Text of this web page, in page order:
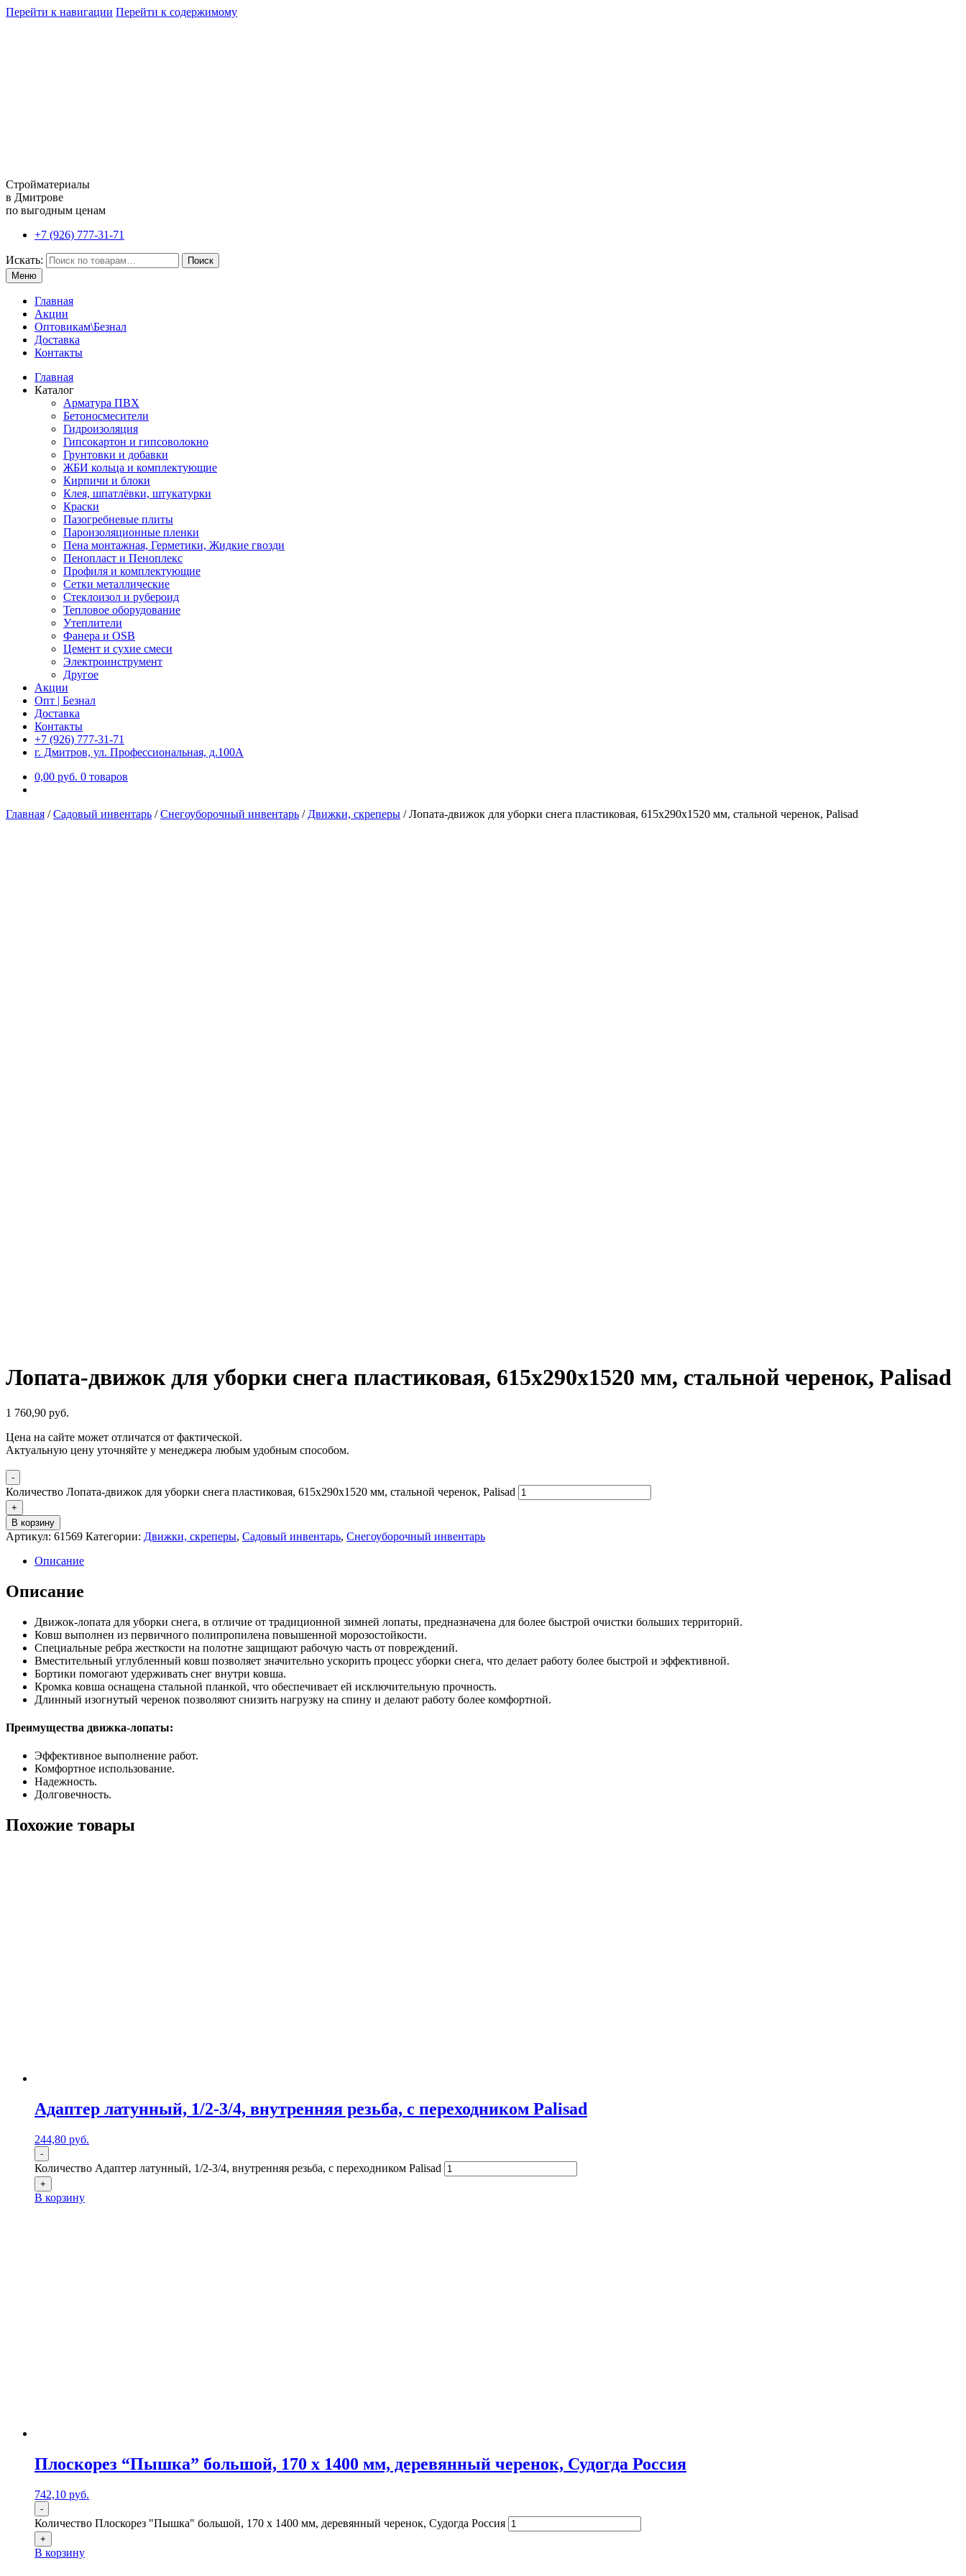
Перейти к навигации Перейти к содержимому
Стройматериалы
в Дмитрове
по выгодным ценам
+7 (926) 777-31-71
Искать:
Поиск
Меню
Главная
Акции
Оптовикам\Безнал
Доставка
Контакты
Главная
Каталог
Арматура ПВХ
Бетоносмесители
Гидроизоляция
Гипсокартон и гипсоволокно
Грунтовки и добавки
ЖБИ кольца и комплектующие
Кирпичи и блоки
Клея, шпатлёвки, штукатурки
Краски
Пазогребневые плиты
Пароизоляционные пленки
Пена монтажная, Герметики, Жидкие гвозди
Пенопласт и Пеноплекс
Профиля и комплектующие
Сетки металлические
Стеклоизол и рубероид
Тепловое оборудование
Утеплители
Фанера и OSB
Цемент и сухие смеси
Электроинструмент
Другое
Акции
Опт | Безнал
Доставка
Контакты
+7 (926) 777-31-71
г. Дмитров, ул. Профессиональная, д.100А
0,00 руб. 0 товаров
Главная /Садовый инвентарь /Снегоуборочный инвентарь / Движки, скреперы /Лопата-движок для уборки снега пластиковая, 615х290х1520 мм, стальной черенок, Palisad
Лопата-движок для уборки снега пластиковая, 615х290х1520 мм, стальной черенок, Palisad
1 760,90 руб.
Цена на сайте может отличатся от фактической.
Актуальную цену уточняйте у менеджера любым удобным способом.
-
Количество Лопата-движок для уборки снега пластиковая, 615х290х1520 мм, стальной черенок, Palisad
+
В корзину
Артикул: 61569 Категории: Движки, скреперы, Садовый инвентарь, Снегоуборочный инвентарь
Описание
Описание
Движок-лопата для уборки снега, в отличие от традиционной зимней лопаты, предназначена для более быстрой очистки больших территорий.
Ковш выполнен из первичного полипропилена повышенной морозостойкости.
Специальные ребра жесткости на полотне защищают рабочую часть от повреждений.
Вместительный углубленный ковш позволяет значительно ускорить процесс уборки снега, что делает работу более быстрой и эффективной.
Бортики помогают удерживать снег внутри ковша.
Кромка ковша оснащена стальной планкой, что обеспечивает ей исключительную прочность.
Длинный изогнутый черенок позволяют снизить нагрузку на спину и делают работу более комфортной.
Преимущества движка-лопаты:
Эффективное выполнение работ.
Комфортное использование.
Надежность.
Долговечность.
Похожие товары
Адаптер латунный, 1/2-3/4, внутренняя резьба, с переходником Palisad
244,80 руб.
-
Количество Адаптер латунный, 1/2-3/4, внутренняя резьба, с переходником Palisad
+
В корзину
Плоскорез “Пышка” большой, 170 x 1400 мм, деревянный черенок, Судогда Россия
742,10 руб.
-
Количество Плоскорез "Пышка" большой, 170 x 1400 мм, деревянный черенок, Судогда Россия
+
В корзину